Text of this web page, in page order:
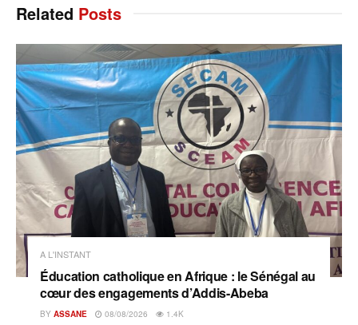
Related Posts
A L'INSTANT
Éducation catholique en Afrique : le Sénégal au
cœur des engagements d’Addis-Abeba
BY ASSANE 08/08/2026 1.4K